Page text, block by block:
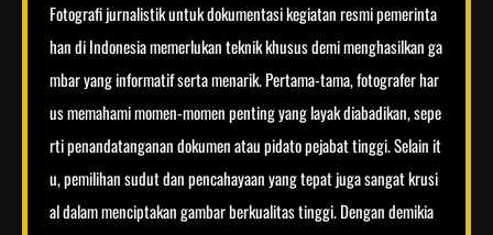
Fotografi jurnalistik untuk dokumentasi kegiatan resmi pemerinta
han di Indonesia memerlukan teknik khusus demi menghasilkan ga
mbar yang informatif serta menarik. Pertama-tama, fotografer har
us memahami momen-momen penting yang layak diabadikan, sepe
rti penandatanganan dokumen atau pidato pejabat tinggi. Selain it
u, pemilihan sudut dan pencahayaan yang tepat juga sangat krusi
al dalam menciptakan gambar berkualitas tinggi. Dengan demikia